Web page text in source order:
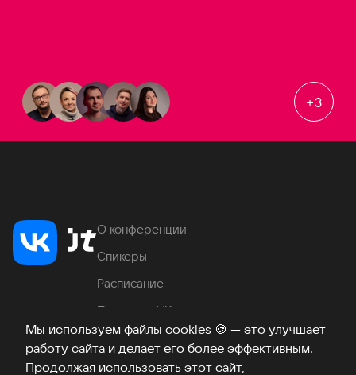
Мы используем файлы cookies 🍪 — это улучшает
работу сайта и делает его более эффективным.
Продолжая использовать этот сайт,
+3
О конференции
Спикеры
Расписание
Продукты VK
Место проведения
Часто задаваемые вопросы